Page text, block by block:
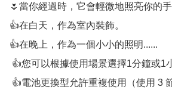
🌷當你經過時，它會輕微地照亮你的手
👍在白天，作為室內裝飾。
👍在晚上，作為一個小小的照明......